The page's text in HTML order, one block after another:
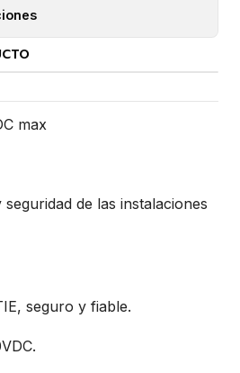
max
de las instalaciones
seguro y fiable.